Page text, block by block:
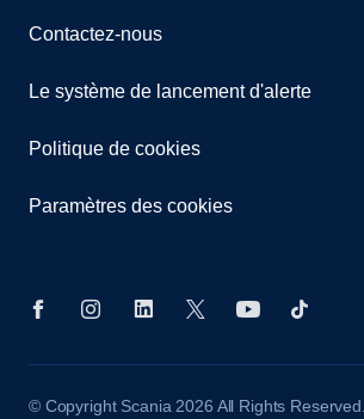
Contactez-nous
Le système de lancement d'alerte
Politique de cookies
Paramètres des cookies
© Copyright Scania 2026 All Rights Reserved.